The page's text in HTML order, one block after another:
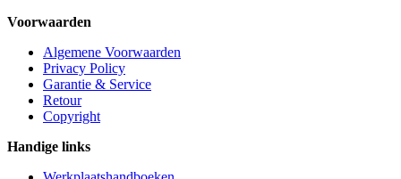
Voorwaarden
Algemene Voorwaarden
Privacy Policy
Garantie & Service
Retour
Copyright
Handige links